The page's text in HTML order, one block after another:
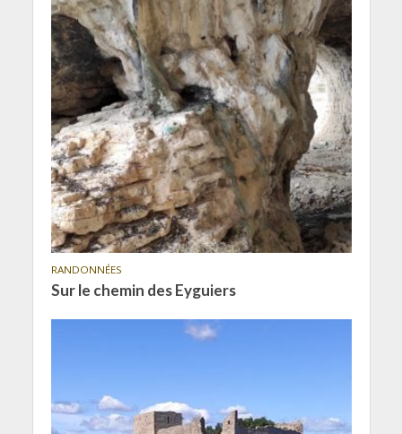
RANDONNÉES
Sur le chemin des Eyguiers